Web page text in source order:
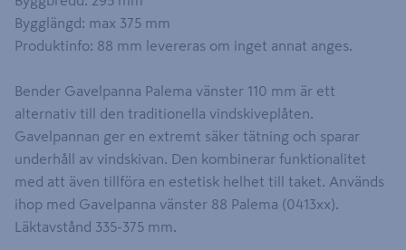
Bygglängd: max 375 mm
Produktinfo: 88 mm levereras om inget annat anges.
Bender Gavelpanna Palema vänster 110 mm är ett
alternativ till den traditionella vindskiveplåten.
Gavelpannan ger en extremt säker tätning och sparar
underhåll av vindskivan. Den kombinerar funktionalitet
med att även tillföra en estetisk helhet till taket. Används
ihop med Gavelpanna vänster 88 Palema (0413xx).
Läktavstånd 335-375 mm.